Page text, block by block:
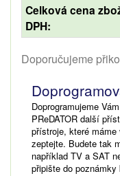
Celková cena
DPH:
Doporučujeme
Doprogramujeme
PReDATOR další
přístroje, které
zeptejte. Budete tak
například TV a SAT
připište do poznámky